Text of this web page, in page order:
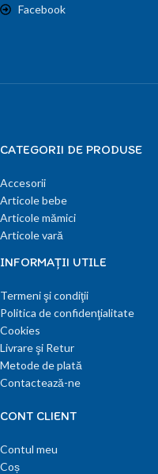
Facebook
CATEGORII DE PRODUSE
Accesorii
Articole bebe
Articole mămici
Articole vară
INFORMAŢII UTILE
Termeni şi condiţii
Politica de confidenţialitate
Cookies
Livrare şi Retur
Metode de plată
Contactează-ne
CONT CLIENT
Contul meu
Coș